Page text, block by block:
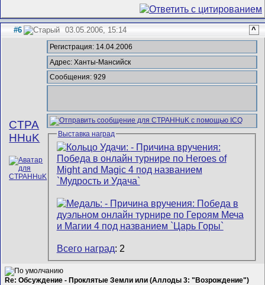
#6 03.05.2006, 15:14 ^
CTPA
HHuK
Регистрация: 14.04.2006
Адрес: Ханты-Мансийск
Сообщения: 929
Выставка наград
Всего наград: 2
Re: Обсуждение - Проклятые Земли или (Аллоды 3: "Возрождение")